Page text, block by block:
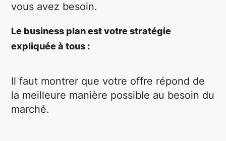
vous avez besoin.
Le business plan est votre stratégie
expliquée à tous :
Il faut montrer que votre offre répond de
la meilleure manière possible au besoin du
marché.